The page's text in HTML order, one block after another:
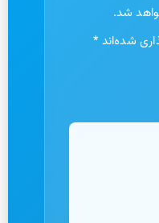
شد.
شده‌اند *